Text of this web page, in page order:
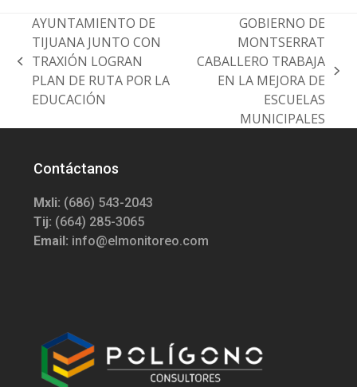
previous
post:
AYUNTAMIENTO DE
TIJUANA JUNTO CON
TRAXIÓN LOGRAN
PLAN DE RUTA POR LA
EDUCACIÓN
GOBIERNO DE
MONTSERRAT
CABALLERO TRABAJA
EN LA MEJORA DE
ESCUELAS
MUNICIPALES
Contáctanos
Mxli: (686) 543-2043
Tij: (664) 285-3065
Email: info@elmonitoreo.com